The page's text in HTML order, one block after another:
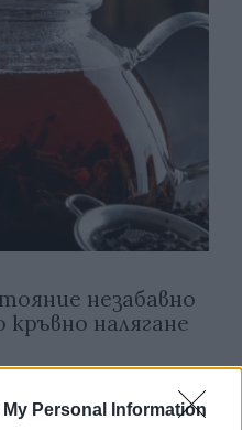
Personal Information
незабавно
налягане